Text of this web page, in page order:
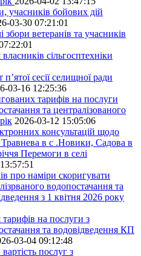
учасників бойових дій
03-30 07:21:01
ветеранів та учасників
сільгосптехніки
сесії селищної ради
03-16 12:25:36
тарифів на послуги
та централізованого
2026-03-12 15:05:06
консультацій щодо
в с .Новики, Садова в
Перемоги в селі
про наміри скоригувати
водопостачання та
з 1 квітня 2026 року
на послуги з
та водовідведення КП
03-04 09:12:48
послуг з